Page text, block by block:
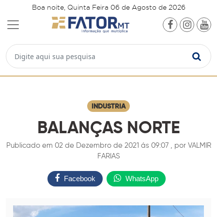
Boa noite, Quinta Feira 06 de Agosto de 2026
INDUSTRIA
BALANÇAS NORTE
Publicado em 02 de Dezembro de 2021 ás 09:07 , por VALMIR
FARIAS
Facebook WhatsApp